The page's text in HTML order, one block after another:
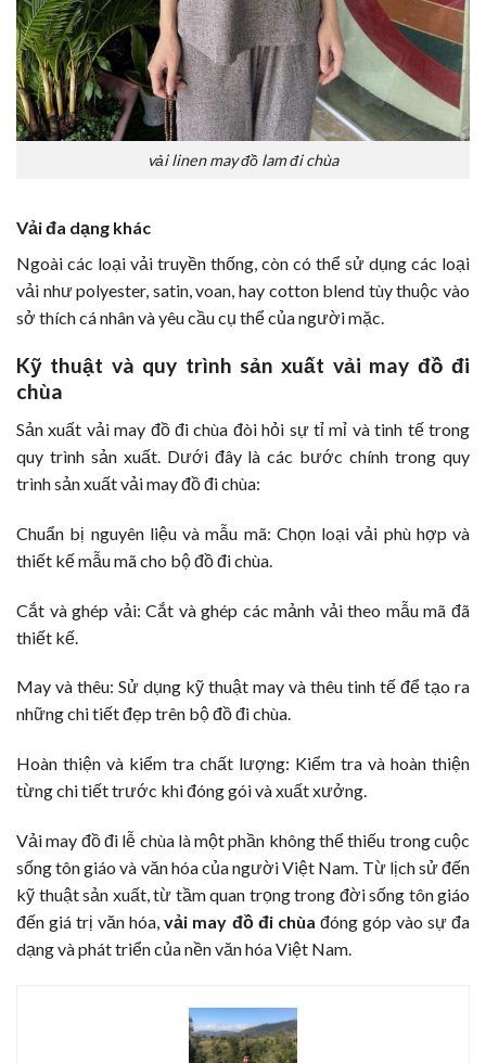
vải linen may đồ lam đi chùa
Vải đa dạng khác
Ngoài các loại vải truyền thống, còn có thể sử dụng các loại
vải như polyester, satin, voan, hay cotton blend tùy thuộc vào
sở thích cá nhân và yêu cầu cụ thể của người mặc.
Kỹ thuật và quy trình sản xuất vải may đồ đi
chùa
Sản xuất vải may đồ đi chùa đòi hỏi sự tỉ mỉ và tinh tế trong
quy trình sản xuất. Dưới đây là các bước chính trong quy
trình sản xuất vải may đồ đi chùa:
Chuẩn bị nguyên liệu và mẫu mã: Chọn loại vải phù hợp và
thiết kế mẫu mã cho bộ đồ đi chùa.
Cắt và ghép vải: Cắt và ghép các mảnh vải theo mẫu mã đã
thiết kế.
May và thêu: Sử dụng kỹ thuật may và thêu tinh tế để tạo ra
những chi tiết đẹp trên bộ đồ đi chùa.
Hoàn thiện và kiểm tra chất lượng: Kiểm tra và hoàn thiện
từng chi tiết trước khi đóng gói và xuất xưởng.
Vải may đồ đi lễ chùa là một phần không thể thiếu trong cuộc
sống tôn giáo và văn hóa của người Việt Nam. Từ lịch sử đến
kỹ thuật sản xuất, từ tầm quan trọng trong đời sống tôn giáo
đến giá trị văn hóa,vải may đồ đi chùa đóng góp vào sự đa
dạng và phát triển của nền văn hóa Việt Nam.